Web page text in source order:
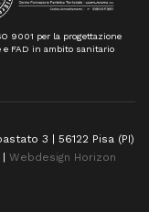
9001 per la progettazione
FAD in ambito sanitario
3 | 56122 Pisa (PI)
Webdesign Horizon